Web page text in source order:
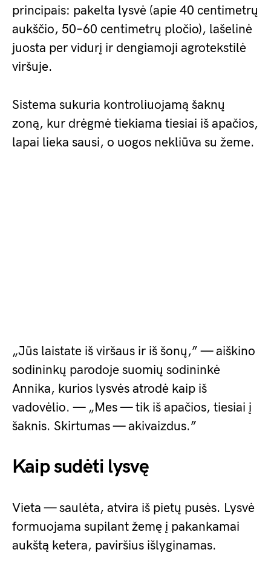
principais: pakelta lysvė (apie 40 centimetrų
aukščio, 50–60 centimetrų pločio), lašelinė
juosta per vidurį ir dengiamoji agrotekstilė
viršuje.
Sistema sukuria kontroliuojamą šaknų
zoną, kur drėgmė tiekiama tiesiai iš apačios,
lapai lieka sausi, o uogos nekliūva su žeme.
„Jūs laistate iš viršaus ir iš šonų,” — aiškino
sodininkų parodoje suomių sodininkė
Annika, kurios lysvės atrodė kaip iš
vadovėlio. — „Mes — tik iš apačios, tiesiai į
šaknis. Skirtumas — akivaizdus.”
Kaip sudėti lysvę
Vieta — saulėta, atvira iš pietų pusės. Lysvė
formuojama supilant žemę į pakankamai
aukštą ketera, paviršius išlyginamas.